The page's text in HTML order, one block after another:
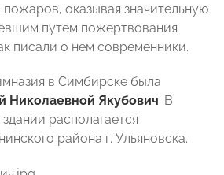
пожаров, оказывая значительную
путем пожертвования
писали о нем современники.
в Симбирске была
Николаевной Якубович. В
располагается
района г. Ульяновска.